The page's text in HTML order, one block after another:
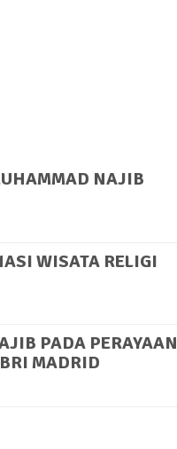
NAJIB
WISATA RELIGI
PADA PERAYAAN
MADRID